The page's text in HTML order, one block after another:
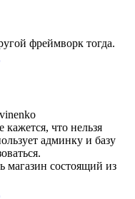
фреймворк тогда.
что нельзя
админку и базу
магазин состоящий из